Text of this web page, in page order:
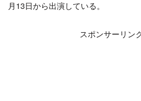
月13日から出演している。
スポンサーリン